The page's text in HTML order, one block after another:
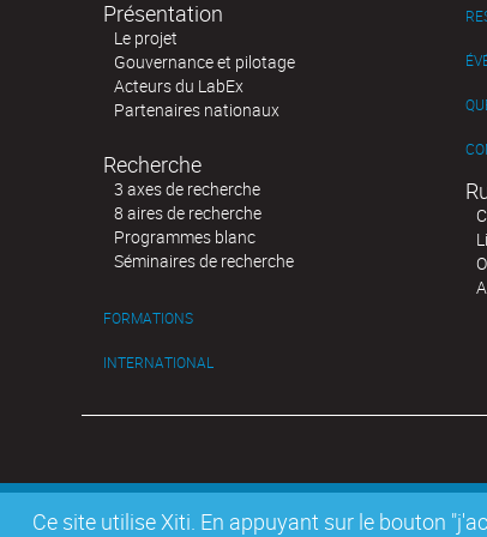
Ce site utilise Xiti. En appuyant sur le bouton
Présentation
Le projet
Gouvernance et pilotage
Acteurs du LabEx
Partenaires nationaux
Recherche
3 axes de recherche
8 aires de recherche
Programmes blanc
Séminaires de recherche
FORMATIONS
INTERNATIONAL